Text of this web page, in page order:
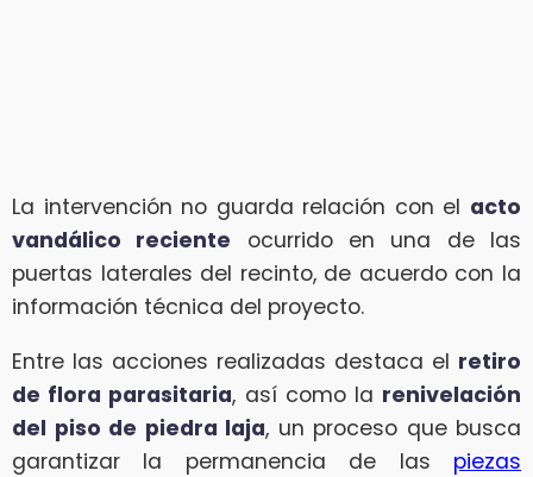
La intervención no guarda relación con el acto
vandálico reciente ocurrido en una de las
puertas laterales del recinto, de acuerdo con la
información técnica del proyecto.
Entre las acciones realizadas destaca el retiro
de flora parasitaria, así como la renivelación
del piso de piedra laja, un proceso que busca
garantizar la permanencia de las piezas